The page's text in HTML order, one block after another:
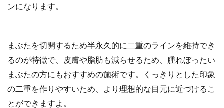
ンになります。
まぶたを切開するため半永久的に二重のラインを維持でき
るのが特徴で、皮膚や脂肪も減らせるため、腫れぼったい
まぶたの方にもおすすめの施術です。くっきりとした印象
の二重を作りやすいため、より理想的な目元に近づけるこ
とができますよ。